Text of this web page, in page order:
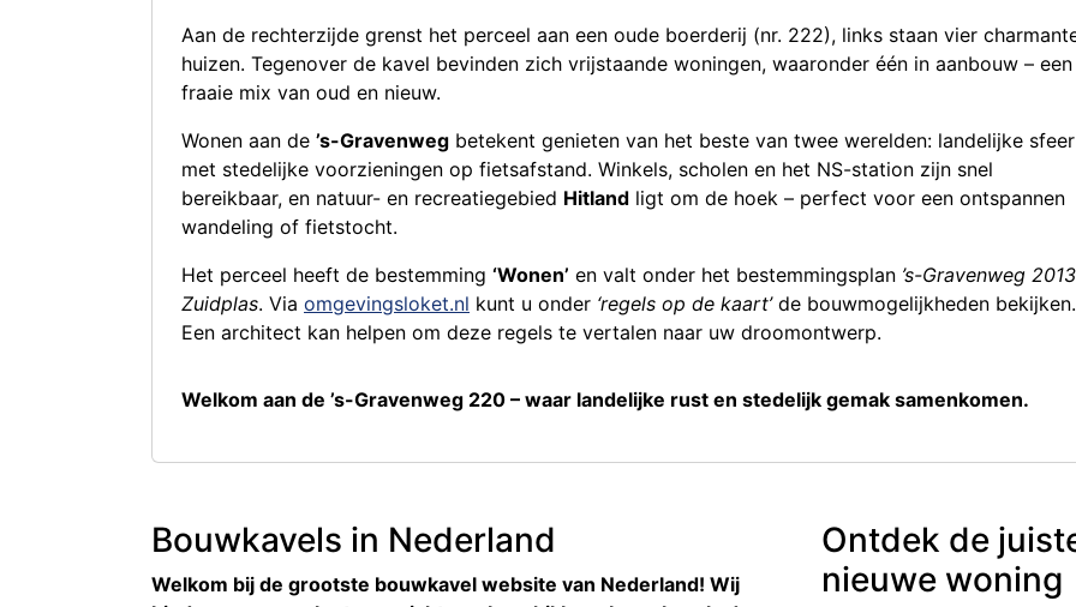
Aan de rechterzijde grenst het perceel aan een oude boerderij (nr. 222), links staan vier
huizen. Tegenover de kavel bevinden zich vrijstaande woningen, waaronder één in aanbouw – een
fraaie mix van oud en nieuw.
Wonen aan de ’s-Gravenweg betekent genieten van het beste van twee werelden: landelijke sfeer
met stedelijke voorzieningen op fietsafstand. Winkels, scholen en het NS-station zijn snel
bereikbaar, en natuur- en recreatiegebied Hitland ligt om de hoek – perfect voor een ontspannen
wandeling of fietstocht.
Het perceel heeft de bestemming ‘Wonen’ en valt onder het bestemmingsplan ’s-Gravenweg
Zuidplas. Via omgevingsloket.nl kunt u onder ‘regels op de kaart’de bouwmogelijkheden bekijken.
Een architect kan helpen om deze regels te vertalen naar uw droomontwerp.
Welkom aan de ’s-Gravenweg 220 – waar landelijke rust en stedelijk gemak samenkomen.
Bouwkavels in Nederland
Welkom bij de grootste bouwkavel website van Nederland! Wij
Ontdek de
nieuwe woning